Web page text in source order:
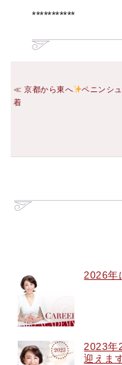
***********
京都から東へ
ペニンシ
着
2026年
2023年
迎えま